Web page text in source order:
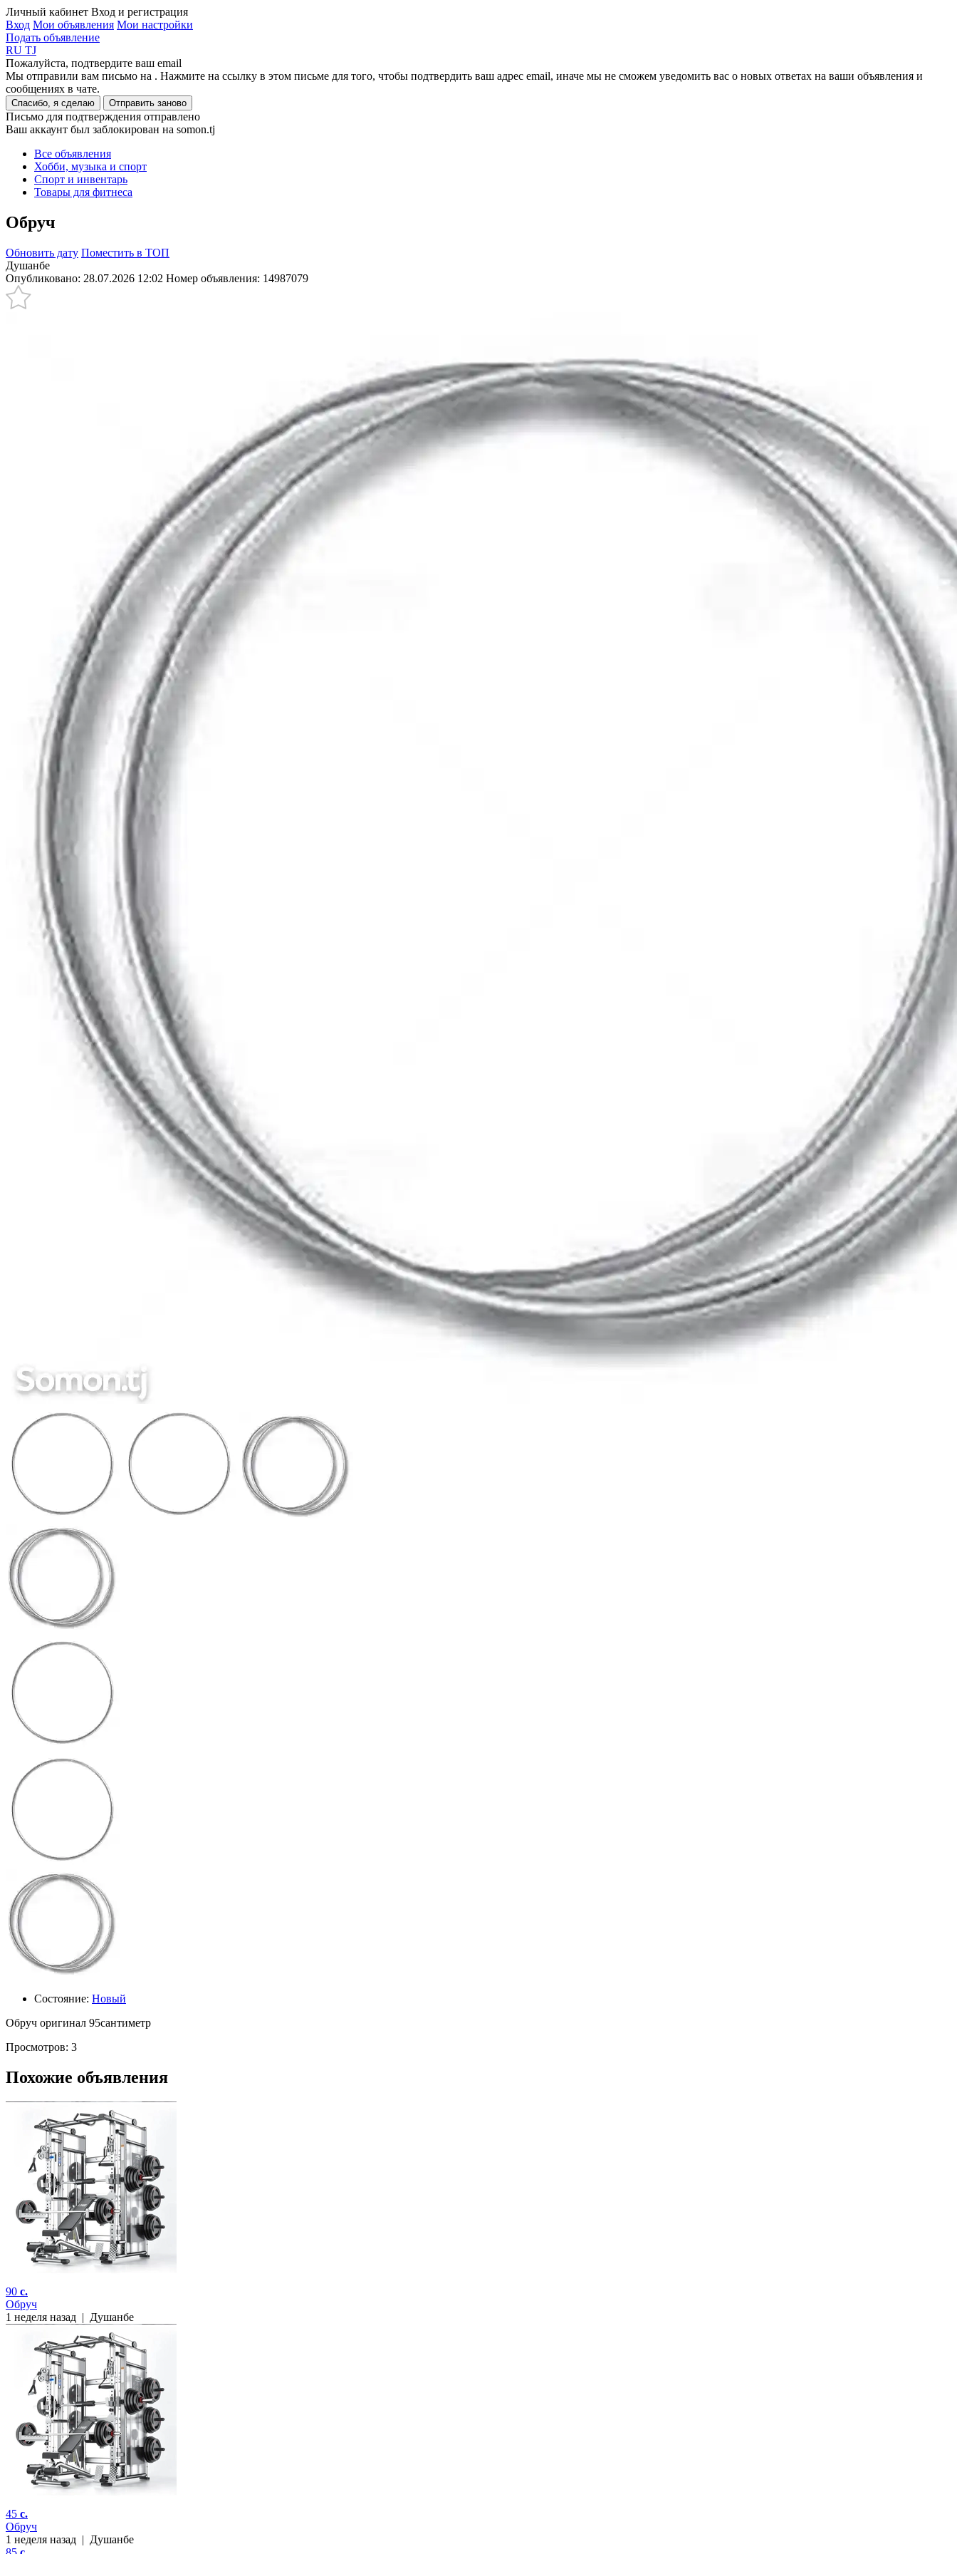
Личный кабинет Вход и регистрация
Вход Мои объявления Мои настройки
Подать объявление
RU TJ
Пожалуйста, подтвердите ваш email
Мы отправили вам письмо на . Нажмите на ссылку в этом письме для того, чтобы подтвердить ваш адрес email, иначе мы не сможем уведомить вас о новых ответах на ваши объявления и
сообщениях в чате.
Спасибо, я сделаю Отправить заново
Письмо для подтверждения отправлено
Ваш аккаунт был заблокирован на somon.tj
Все объявления
Хобби, музыка и спорт
Спорт и инвентарь
Товары для фитнеса
Обруч
Обновить дату Поместить в ТОП
Душанбе
Опубликовано: 28.07.2026 12:02 Номер объявления: 14987079
Состояние: Новый
Обруч оригинал 95сантиметр
Просмотров: 3
Похожие объявления
90 c.
Обруч
1 неделя назад | Душанбе
45 c.
Обруч
1 неделя назад | Душанбе